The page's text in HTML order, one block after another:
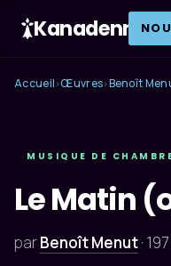
Kanadenn
Accueil ›Œuvres›Benoît
MUSIQUE DE
Le Matin
parBenoît Menut·